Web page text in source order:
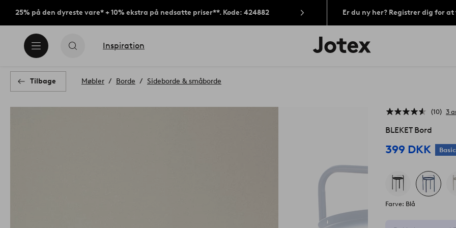
25% på den dyreste vare* + 10% ekstra på nedsatte priser**. Kode: 424882 Er du ny her? Registrer dig for
Inspiration
Jotex
logo
Tilbage Møbler Borde Sideborde & småborde
10 3
BLEKET Bord
399 DKK Basic
Farve: Blå